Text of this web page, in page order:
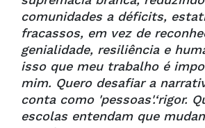
comunidades a déficits,
fracassos, em vez de
genialidade, resiliência e
isso que meu trabalho é
mim. Quero desafiar a
conta como 'pessoas'.‘rigor.
escolas entendam que